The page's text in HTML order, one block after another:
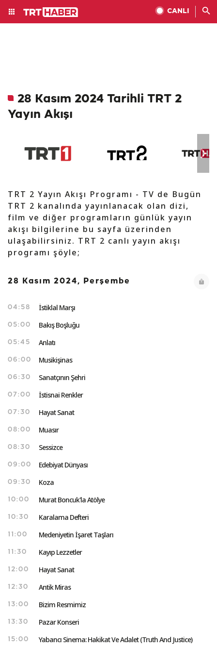
CANLI
28 Kasım 2024 Tarihli TRT 2
Yayın Akışı
TRT 2 Yayın Akışı Programı - TV de Bugün
TRT 2 kanalında yayınlanacak olan dizi,
film ve diğer programların günlük yayın
akışı bilgilerine bu sayfa üzerinden
ulaşabilirsiniz. TRT 2 canlı yayın akışı
programı şöyle;
28 Kasım 2024, Perşembe
04:58 İstiklal Marşı
05:00 Bakış Boşluğu
05:45 Anlatı
06:00 Musikişinas
06:30 Sanatçının Şehri
07:00 İstisnai Renkler
07:30 Hayat Sanat
08:00 Muasır
08:30 Sessizce
09:00 Edebiyat Dünyası
09:30 Koza
10:00 Murat Boncuk'la Atölye
10:30 Karalama Defteri
11:00 Medeniyetin İşaret Taşları
11:30 Kayıp Lezzetler
12:00 Hayat Sanat
12:30 Antik Miras
13:00 Bizim Resmimiz
13:30 Pazar Konseri
15:00 Yabancı Sinema: Hakikat Ve Adalet (Truth And Justice)